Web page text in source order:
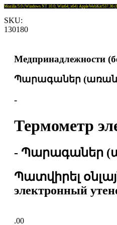
Mozilla/5.0 (Windows NT 10.0; Win64; x64) AppleWebKit/537.36
SKU:
130180
Медпринадлежности
Պարագաներ
-
Термометр
- Պարագաներ
Պատվիրել
электронный
.00